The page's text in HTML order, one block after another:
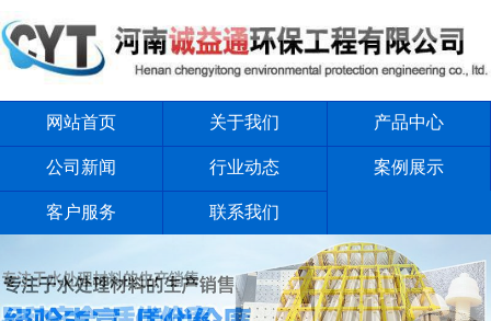
网站首页 关于我们 产品中心
公司新闻 行业动态 案例展示
客户服务 联系我们